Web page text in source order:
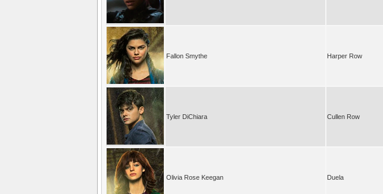
Fallon Smythe Harper Row
Tyler DiChiara Cullen Row
Olivia Rose Keegan Duela